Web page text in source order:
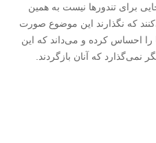
برای تندورها نیست به همین
که نگذارند این موضوع صورت
را احساس کرده و می‌داند که این
نمی‌گذارد که آنان بازگردند.